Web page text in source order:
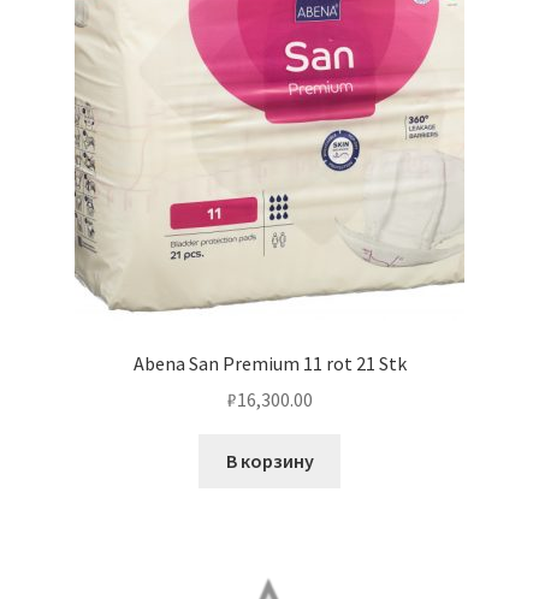
Abena San Premium 11 rot 21 Stk
₽16,300.00
В корзину